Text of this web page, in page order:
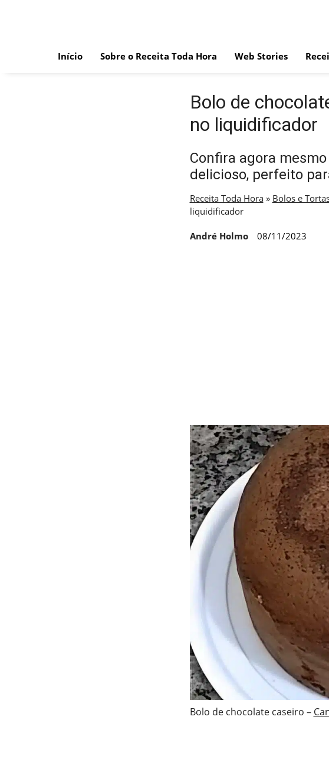
Início Sobre o Receita Toda Hora Web Stories
Bolo de
no liquidificador
Confira agora
delicioso, perfeito
Receita Toda Hora» Bolos e
liquidificador
André Holmo 08/11/2023
Bolo de chocolate caseiro –